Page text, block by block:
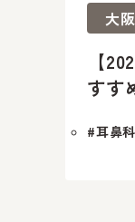
大阪
【
すす
#耳鼻